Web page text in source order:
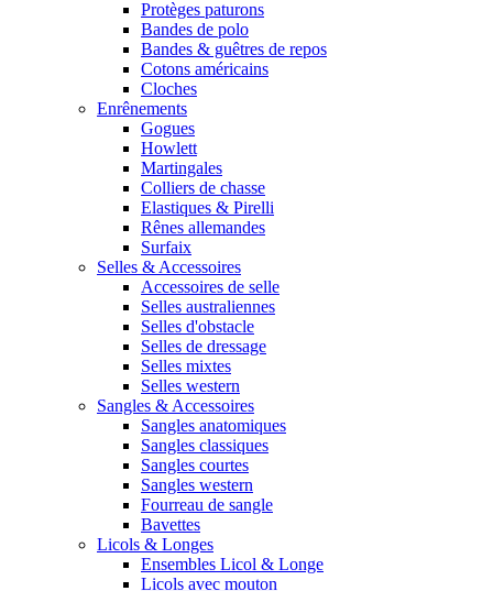
Protèges paturons
Bandes de polo
Bandes & guêtres de repos
Cotons américains
Cloches
Enrênements
Gogues
Howlett
Martingales
Colliers de chasse
Elastiques & Pirelli
Rênes allemandes
Surfaix
Selles & Accessoires
Accessoires de selle
Selles australiennes
Selles d'obstacle
Selles de dressage
Selles mixtes
Selles western
Sangles & Accessoires
Sangles anatomiques
Sangles classiques
Sangles courtes
Sangles western
Fourreau de sangle
Bavettes
Licols & Longes
Ensembles Licol & Longe
Licols avec mouton